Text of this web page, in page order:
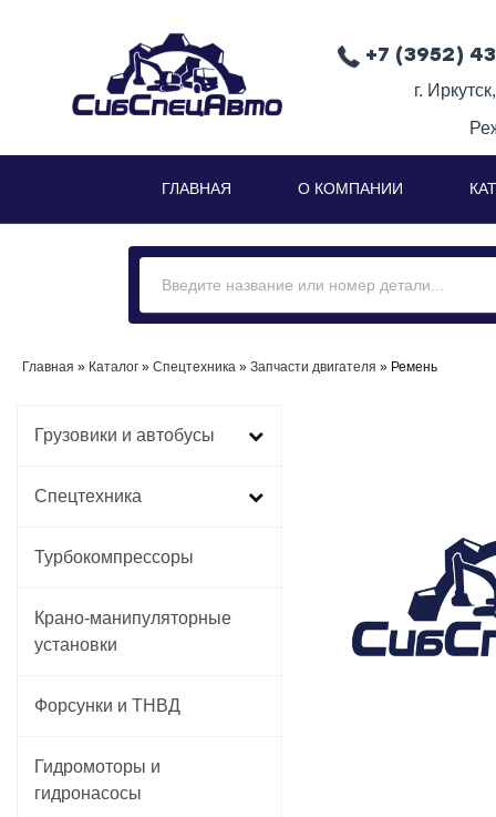
+7 (3952)
г.
ГЛАВНАЯ О КОМПАНИИ
Главная » Каталог » Спецтехника » Запчасти двигателя » Ремень
Грузовики и автобусы
Спецтехника
Турбокомпрессоры
Крано-манипуляторные
установки
Форсунки и ТНВД
Гидромоторы и
гидронасосы